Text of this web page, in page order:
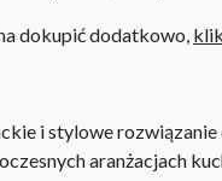
dokupić dodatkowo,
i stylowe
aranżacjach